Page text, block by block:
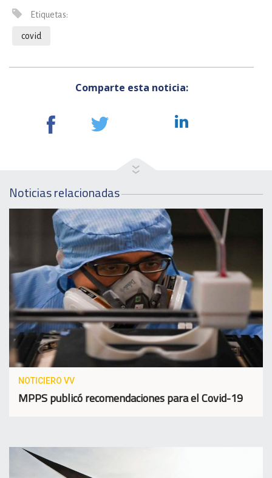
Etiquetas:
covid
Comparte esta noticia:
Noticias relacionadas
NOTICIERO VV
MPPS publicó recomendaciones para el Covid-19